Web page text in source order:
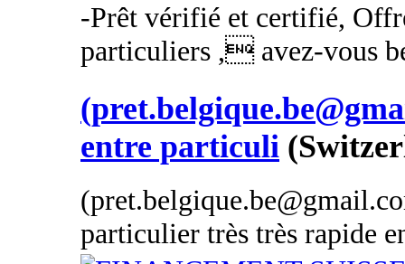
-Prêt vérifié et certifié,
particuliers , avez-vous
entre particuli
particulier très très rapide